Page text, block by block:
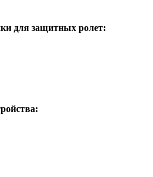
для защитных ролет: